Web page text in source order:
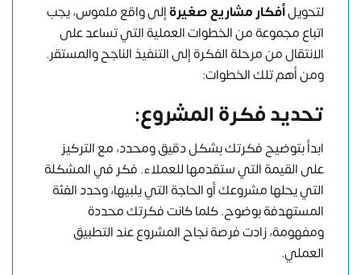
لتحويلأفكار مشاريع صغيرةإلى واقع ملموس، يجب
اتباع مجموعة من الخطوات العملية التي تساعد على
الانتقال من مرحلة الفكرة إلى التنفيذ الناجح والمستقر.
ومن أهم تلك الخطوات:
تحديد فكرة المشروع:
ابدأ بتوضيح فكرتك بشكل دقيق ومحدد، مع التركيز
على القيمة التي ستقدمها للعملاء. فكر في المشكلة
التي يحلها مشروعك أو الحاجة التي يلبيها، وحدد الفئة
المستهدفة بوضوح. كلما كانت فكرتك محددة
ومفهومة، زادت فرصة نجاح المشروع عند التطبيق
العملي.